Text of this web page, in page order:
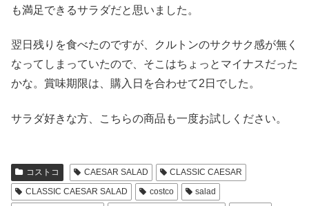
も満足できるサラダだと思いました。
翌日残りを食べたのですが、クルトンのサクサク感が無く
なってしまっていたので、そこはちょっとマイナスだった
かな。賞味期限は、購入日を合わせて2日でした。
サラダ好きな方、こちらの商品も一度お試しください。
コストコ CAESAR SALAD
CLASSIC CAESAR
CLASSIC CAESAR SALAD
costco
salad